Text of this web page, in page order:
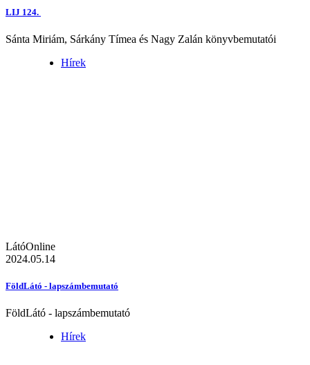
LIJ 124.
Sánta Miriám, Sárkány Tímea és Nagy Zalán könyvbemutatói
Hírek
LátóOnline
2024.05.14
FöldLátó - lapszámbemutató
FöldLátó - lapszámbemutató
Hírek